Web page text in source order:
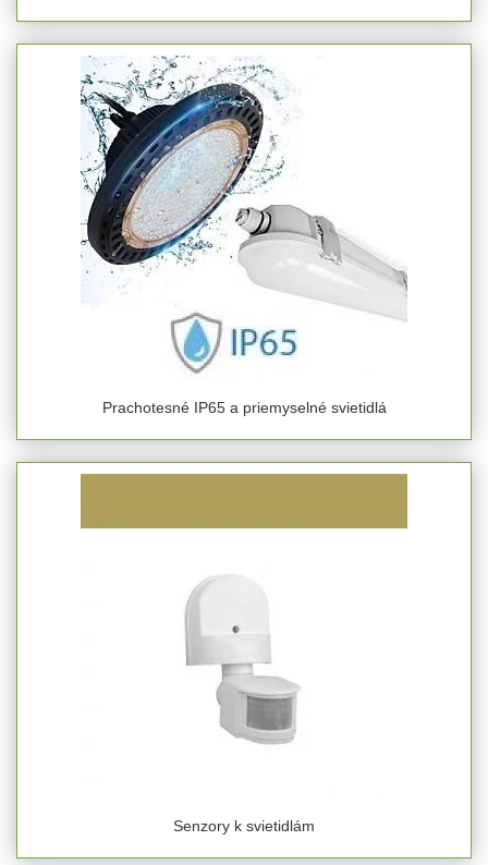
Prachotesné IP65 a priemyselné svietidlá
Senzory k svietidlám